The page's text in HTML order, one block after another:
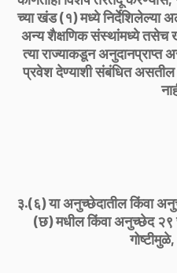
च्या खंड (१) मध्ये निर्देशिलेल्या
अन्य शैक्षणिक संस्थांमध्ये तसेच
त्या राज्याकडून अनुदानप्राप्त
प्रवेश देण्याशी संबंधित असतील
३.(६) या अनुच्छेदातील किंवा
(छ) मधील किंवा अनुच्छेद २९